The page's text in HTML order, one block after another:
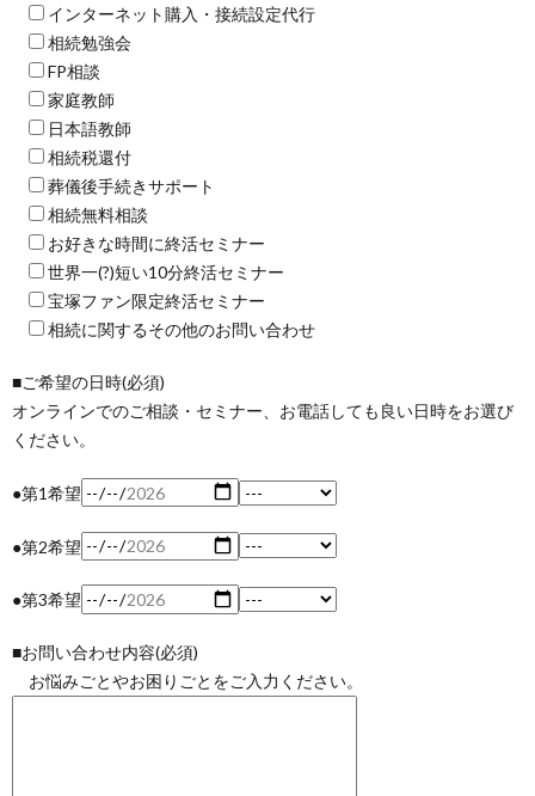
インターネット購入・接続設定代行
相続勉強会
FP相談
家庭教師
日本語教師
相続税還付
葬儀後手続きサポート
相続無料相談
お好きな時間に終活セミナー
世界一(?)短い10分終活セミナー
宝塚ファン限定終活セミナー
相続に関するその他のお問い合わせ
■ご希望の日時(必須)
オンラインでのご相談・セミナー、お電話しても良い日時をお選び
ください。
●第1希望
●第2希望
●第3希望
■お問い合わせ内容(必須)
お悩みごとやお困りごとをご入力ください。